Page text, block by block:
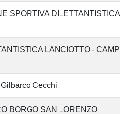
SPORTIVA DILETTANTISTICA
LANCIOTTO - CAMPI
Cecchi
BORGO SAN LORENZO